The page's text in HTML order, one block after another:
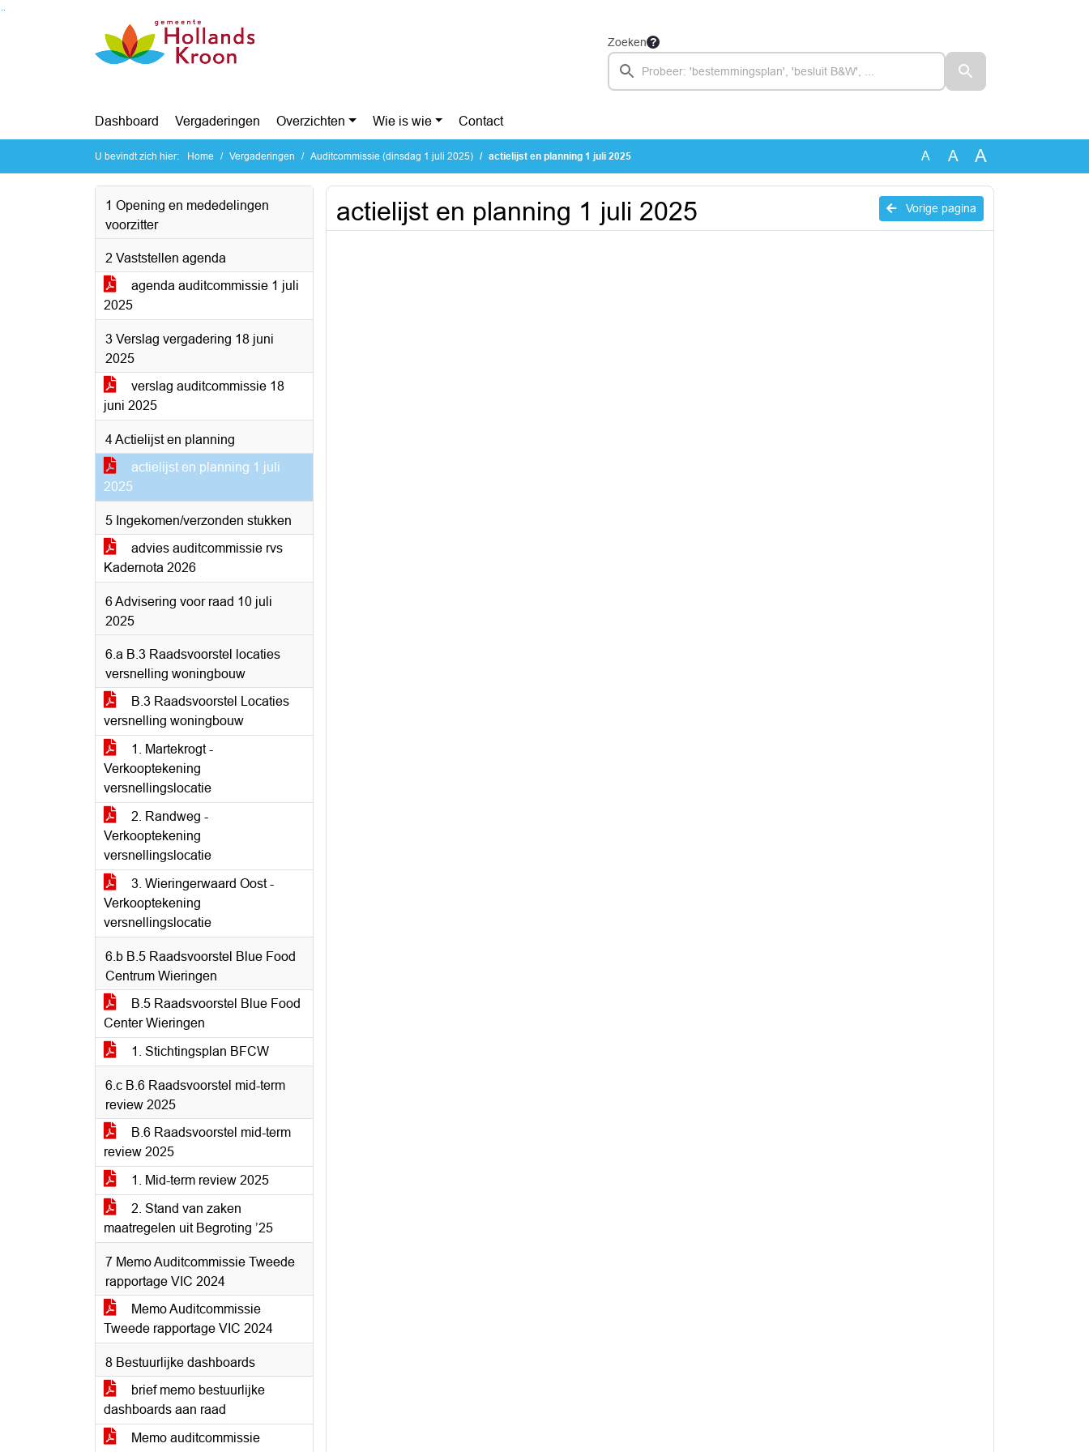
Ga naar de inhoud van deze pagina
Zoeken
Dashboard Vergaderingen Overzichten Wie is wie Contact
U bevindt zich hier: Home Vergaderingen Auditcommissie (dinsdag 1 juli 2025) actielijst en planning 1 juli 2025 A A A
1 Opening en mededelingen
voorzitter
2 Vaststellen agenda
agenda auditcommissie 1 juli
2025
3 Verslag vergadering 18 juni
2025
verslag auditcommissie 18
juni 2025
4 Actielijst en planning
actielijst en planning 1 juli
2025
5 Ingekomen/verzonden stukken
advies auditcommissie rvs
Kadernota 2026
6 Advisering voor raad 10 juli
2025
6.a B.3 Raadsvoorstel locaties
versnelling woningbouw
B.3 Raadsvoorstel Locaties
versnelling woningbouw
1. Martekrogt -
Verkooptekening
versnellingslocatie
2. Randweg -
Verkooptekening
versnellingslocatie
3. Wieringerwaard Oost -
Verkooptekening
versnellingslocatie
6.b B.5 Raadsvoorstel Blue Food
Centrum Wieringen
B.5 Raadsvoorstel Blue Food
Center Wieringen
1. Stichtingsplan BFCW
6.c B.6 Raadsvoorstel mid-term
review 2025
B.6 Raadsvoorstel mid-term
review 2025
1. Mid-term review 2025
2. Stand van zaken
maatregelen uit Begroting ’25
7 Memo Auditcommissie Tweede
rapportage VIC 2024
Memo Auditcommissie
Tweede rapportage VIC 2024
8 Bestuurlijke dashboards
brief memo bestuurlijke
dashboards aan raad
Memo auditcommissie
Vorige pagina
actielijst en planning 1 juli 2025